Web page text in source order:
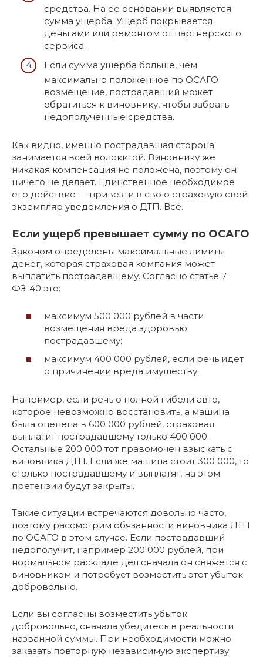
средства. На ее основании выявляется
сумма ущерба. Ущерб покрывается
деньгами или ремонтом от партнерского
сервиса.
Если сумма ущерба больше, чем
максимально положенное по ОСАГО
возмещение, пострадавший может
обратиться к виновнику, чтобы забрать
недополученные средства.
Как видно, именно пострадавшая сторона
занимается всей волокитой. Виновнику же
никакая компенсация не положена, поэтому он
ничего не делает. Единственное необходимое
его действие — привезти в свою страховую свой
экземпляр уведомления о ДТП. Все.
Если ущерб превышает сумму по ОСАГО
Законом определены максимальные лимиты
денег, которая страховая компания может
выплатить пострадавшему. Согласно статье 7
ФЗ-40 это:
максимум 500 000 рублей в части
возмещения вреда здоровью
пострадавшему;
максимум 400 000 рублей, если речь идет
о причинении вреда имуществу.
Например, если речь о полной гибели авто,
которое невозможно восстановить, а машина
была оценена в 600 000 рублей, страховая
выплатит пострадавшему только 400 000.
Остальные 200 000 тот правомочен взыскать с
виновника ДТП. Если же машина стоит 300 000, то
столько пострадавшему и выплатят, на этом
претензии будут закрыты.
Такие ситуации встречаются довольно часто,
поэтому рассмотрим обязанности виновника ДТП
по ОСАГО в этом случае. Если пострадавший
недополучит, например 200 000 рублей, при
нормальном раскладе дел сначала он свяжется с
виновником и потребует возместить этот убыток
добровольно.
Если вы согласны возместить убыток
добровольно, сначала убедитесь в реальности
названной суммы. При необходимости можно
заказать повторную независимую экспертизу.